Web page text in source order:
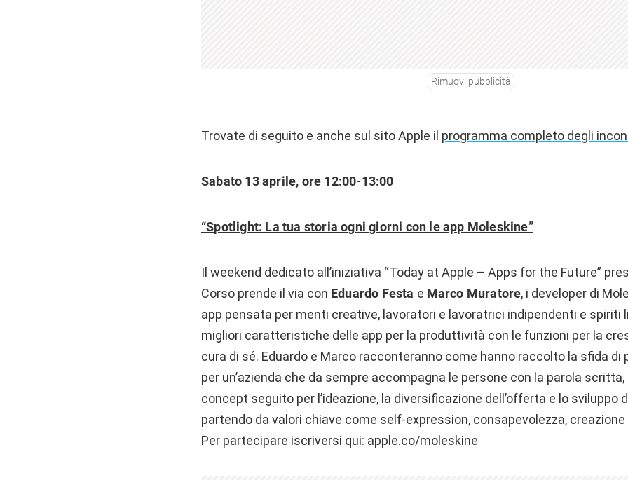
Rimuovi pubblicità
Trovate di seguito e anche sul sito Apple il programma completo degli
Sabato 13 aprile, ore 12:00-13:00
“Spotlight: La tua storia ogni giorni con le app Moleskine”
Il weekend dedicato all’iniziativa “Today at Apple – Apps for the Future”
Corso prende il via con Eduardo Festa e Marco Muratore, i developer di
app pensata per menti creative, lavoratori e lavoratrici indipendenti e spiriti
migliori caratteristiche delle app per la produttività con le funzioni per la
cura di sé. Eduardo e Marco racconteranno come hanno raccolto la sfida di
per un’azienda che da sempre accompagna le persone con la parola
concept seguito per l’ideazione, la diversificazione dell’offerta e lo sviluppo
partendo da valori chiave come self-expression, consapevolezza,
Per partecipare iscriversi qui: apple.co/moleskine